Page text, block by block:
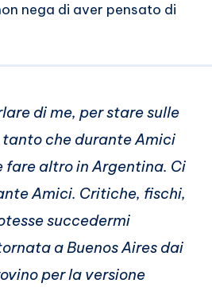
nega di aver pensato di
di me, per stare sulle
che durante Amici
fare altro in Argentina. Ci
Amici. Critiche, fischi,
succedermi
a Buenos Aires dai
per la versione